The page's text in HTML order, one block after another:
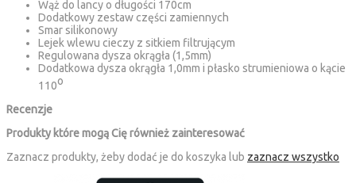
Wąż do lancy o długości 170cm
Dodatkowy zestaw części zamiennych
Smar silikonowy
Lejek wlewu cieczy z sitkiem filtrującym
Regulowana dysza okrągła (1,5mm)
Dodatkowa dysza okrągła 1,0mm i płasko strumieniowa o kącie
110o
Recenzje
Produkty które mogą Cię również zainteresować
Zaznacz produkty, żeby dodać je do koszyka lub zaznacz wszystko